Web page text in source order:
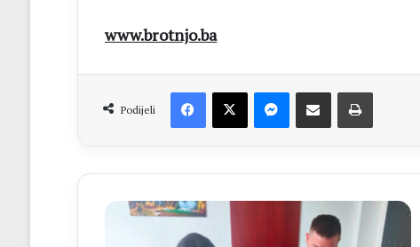
www.brotnjo.ba
Podijeli
Facebook
X MessengerDijeli putem Emaila Printaj
CENTAR